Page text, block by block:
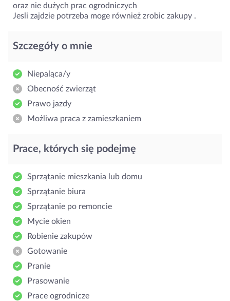
oraz nie dużych prac ogrodniczych
Jesli zajdzie potrzeba moge również zrobic zakupy .
Szczegóły o mnie
Niepaląca/y
Obecność zwierząt
Prawo jazdy
Możliwa praca z zamieszkaniem
Prace, których się podejmę
Sprzątanie mieszkania lub domu
Sprzątanie biura
Sprzątanie po remoncie
Mycie okien
Robienie zakupów
Gotowanie
Pranie
Prasowanie
Prace ogrodnicze